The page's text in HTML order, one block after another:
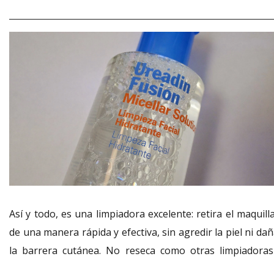
Así y todo, es una limpiadora excelente: retira el
de una manera rápida y efectiva, sin agredir la piel ni
la barrera cutánea. No reseca como otras